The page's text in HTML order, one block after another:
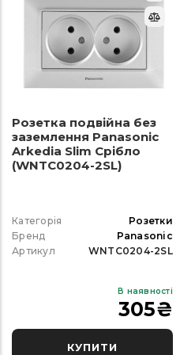
Розетка подвійна без
заземлення Panasonic
Arkedia Slim Срібло
(WNTC0204-2SL)
Категорія
Розетки
Бренд
Panasonic
Артикул
WNTC0204-2SL
В наявності
305₴
КУПИТИ